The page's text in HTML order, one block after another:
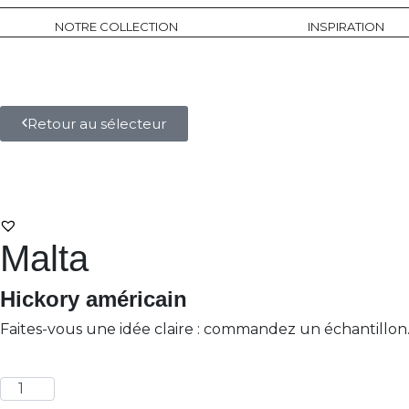
NOTRE COLLECTION INSPIRATION
Retour au sélecteur
Malta
Hickory américain
Faites-vous une idée claire : commandez un